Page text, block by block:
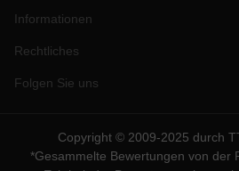
Informationen
Rechtliches
Folgen Sie uns
Copyright © 2009-2025 durch
*Gesammelte Bewertungen von der